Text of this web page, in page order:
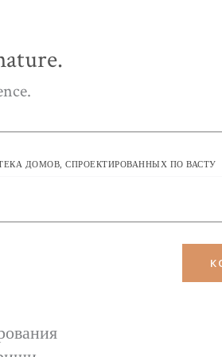
ДОМОВ, СПРОЕКТИРОВАННЫХ ПО ВАСТУ